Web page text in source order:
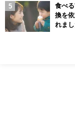
食べ
換を
れま